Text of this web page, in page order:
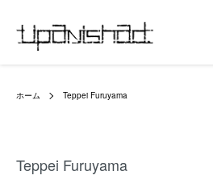
ホーム Teppei Furuyama
Teppei Furuyama